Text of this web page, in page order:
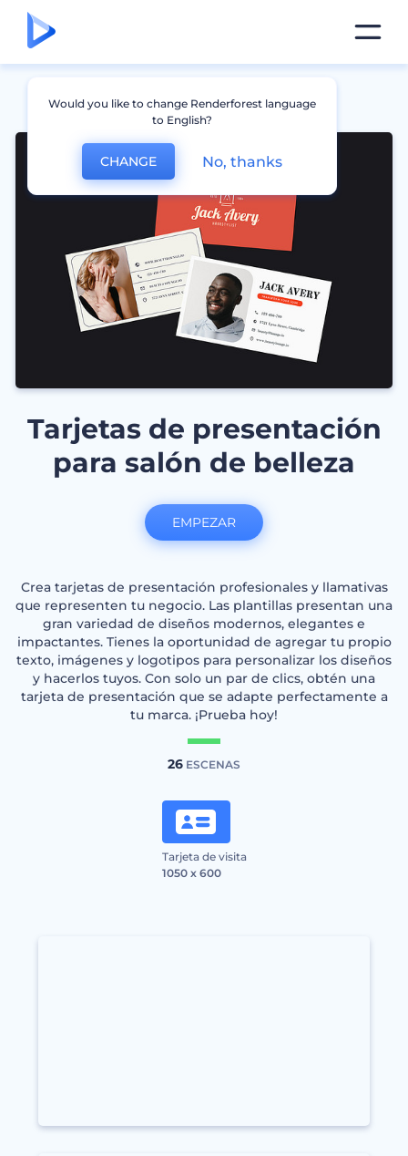
Tarjetas de presentación
para salón de belleza
Crea tarjetas de presentación profesionales y llamativas
que representen tu negocio. Las plantillas presentan una
gran variedad de diseños modernos, elegantes e
impactantes. Tienes la oportunidad de agregar tu propio
texto, imágenes y logotipos para personalizar los diseños
y hacerlos tuyos. Con solo un par de clics, obtén una
tarjeta de presentación que se adapte perfectamente a
tu marca. ¡Prueba hoy!
26 ESCENAS
Tarjeta de visita
1050 x 600
EMPEZAR
Would you like to change Renderforest language
to English?
CHANGE No, thanks